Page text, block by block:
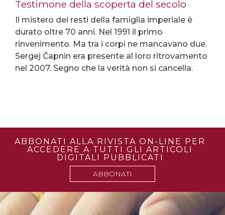
Testimone della scoperta del secolo
Il mistero dei resti della famiglia imperiale è
durato oltre 70 anni. Nel 1991 il primo
rinvenimento. Ma tra i corpi ne mancavano due.
Sergej Čapnin era presente al loro ritrovamento
nel 2007. Segno che la verità non si cancella.
ABBONATI ALLA RIVISTA ON-LINE PER
ACCEDERE A TUTTI GLI ARTICOLI
DIGITALI PUBBLICATI
ABBONATI